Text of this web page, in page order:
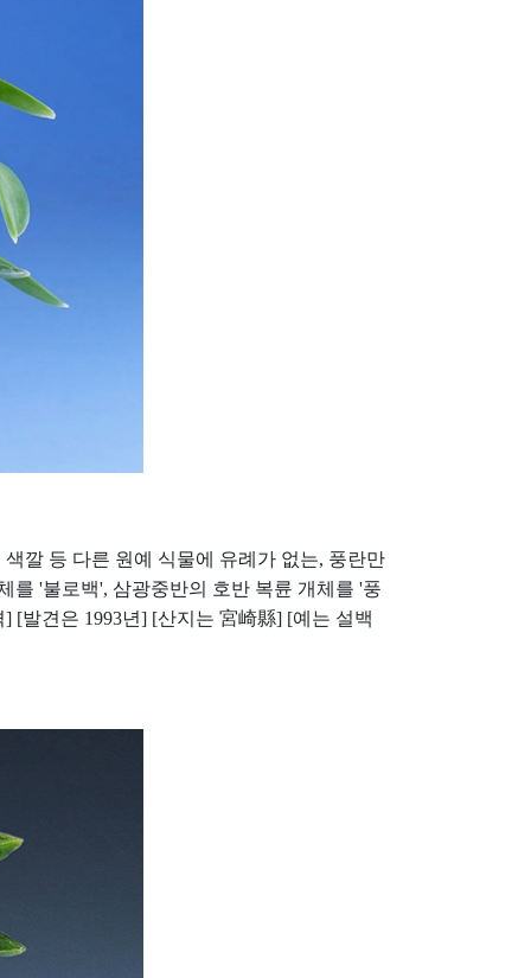
색깔 등 다른 원예 식물에 유례가 없는, 풍란만
를 '불로백', 삼광중반의 호반 복륜 개체를 '풍
] [발견은 1993년] [산지는 宮崎縣] [예는 설백